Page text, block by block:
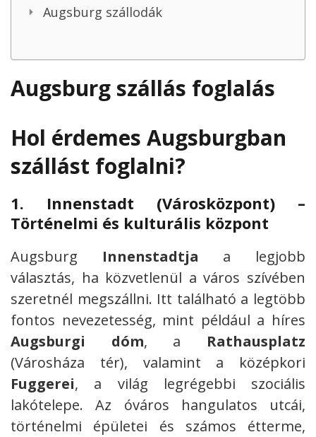
Augsburg szállodák
Augsburg szállás foglalás
Hol érdemes Augsburgban
szállást foglalni?
1. Innenstadt (Városközpont) –
Történelmi és kulturális központ
Augsburg Innenstadtja a legjobb
választás, ha közvetlenül a város szívében
szeretnél megszállni. Itt található a legtöbb
fontos nevezetesség, mint például a híres
Augsburgi dóm, a Rathausplatz
(Városháza tér), valamint a középkori
Fuggerei, a világ legrégebbi szociális
lakótelepe. Az óváros hangulatos utcái,
történelmi épületei és számos étterme,